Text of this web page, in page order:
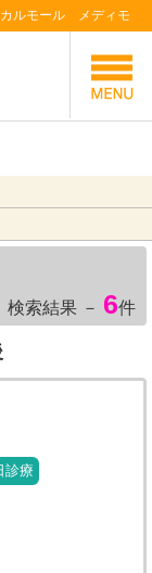
カルモール メディモ
検索結果 － 6件
診療